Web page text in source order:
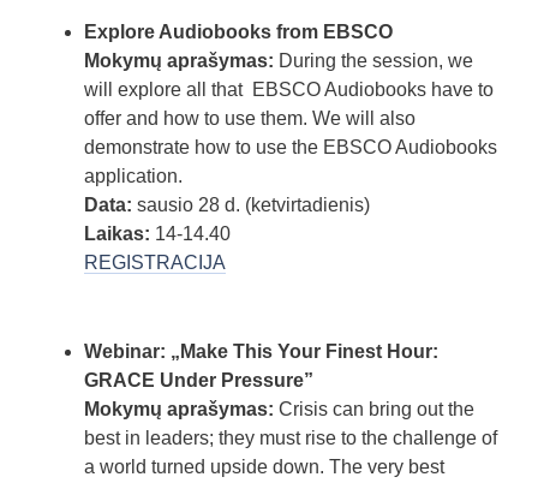
Explore Audiobooks from EBSCO
Mokymų aprašymas: During the session, we
will explore all that EBSCO Audiobooks have to
offer and how to use them. We will also
demonstrate how to use the EBSCO Audiobooks
application.
Data: sausio 28 d. (ketvirtadienis)
Laikas: 14-14.40
REGISTRACIJA
Webinar: „Make This Your Finest Hour:
GRACE Under Pressure”
Mokymų aprašymas: Crisis can bring out the
best in leaders; they must rise to the challenge of
a world turned upside down. The very best